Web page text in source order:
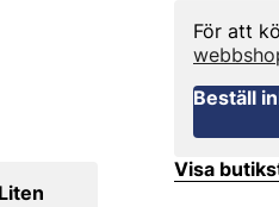
Liten
För att
Beställ
Visa